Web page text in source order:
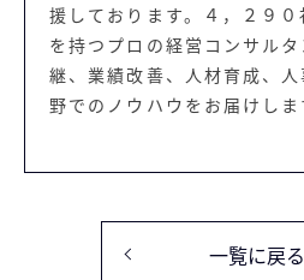
援しております。４，２９
を持つプロの経営コンサル
継、業績改善、人材育成、
野でのノウハウをお届けしま
一覧に戻る